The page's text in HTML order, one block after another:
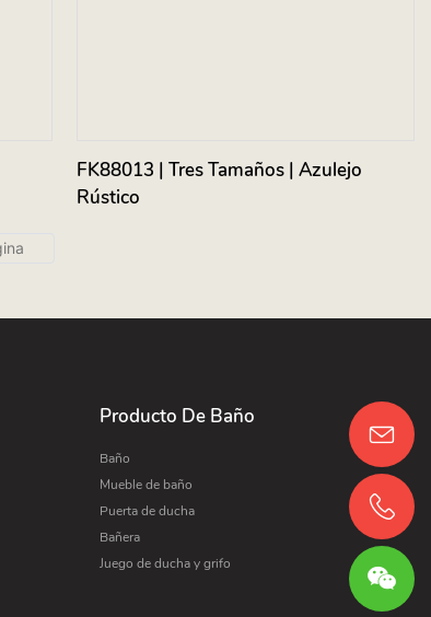
FK88013 | Tres Tamaños | Azulejo
Rústico
Producto De Baño
Baño
Mueble de baño
Puerta de ducha
Bañera
Juego de ducha y grifo